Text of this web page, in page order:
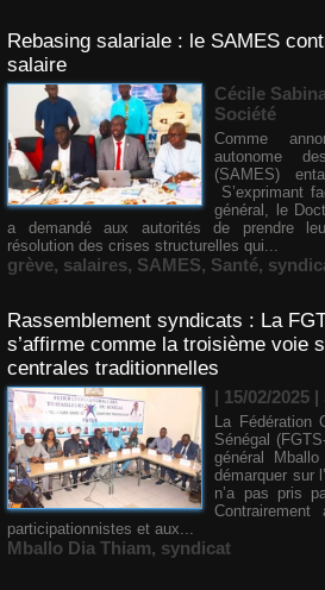
Rebasing salariale : le SAMES
salaire
Cécile
Société
Comme
autonome
(SAMES)
S’exprimant
général, le
a demandé aux autorités de prendre
résolution des crises structurelles qui...
grève, salaires, SAMES, Santé,
Rassemblement syndicats : La
s’affirme comme la troisième voie
centrales traditionnelles
| 15/02/2025 |
La Fédération
Sénégal
général
démarquer sur
n’a pas pris
participationnistes et aux...
Mballo Dia Thiam, syndicat